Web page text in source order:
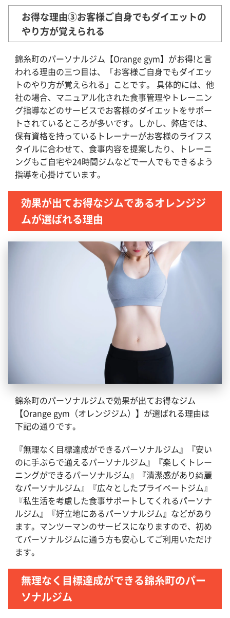
お得な理由③お客様ご自身でもダイエットの
やり方が覚えられる
錦糸町のパーソナルジム【Orange gym】がお得!と言
われる理由の三つ目は、「お客様ご自身でもダイエッ
トのやり方が覚えられる」ことです。 具体的には、他
社の場合、マニュアル化された食事管理やトレーニン
グ指導などのサービスでお客様のダイエットをサポー
トされているところが多いです。しかし、弊店では、
保有資格を持っているトレーナーがお客様のライフス
タイルに合わせて、食事内容を提案したり、トレーニ
ングもご自宅や24時間ジムなどで一人でもできるよう
指導を心掛けています。
効果が出てお得なジムであるオレンジジ
ムが選ばれる理由
錦糸町のパーソナルジムで効果が出てお得なジム
【Orange gym（オレンジジム）】が選ばれる理由は
下記の通りです。
『無理なく目標達成ができるパーソナルジム』『安い
のに手ぶらで通えるパーソナルジム』『楽しくトレー
ニングができるパーソナルジム』『清潔感があり綺麗
なパーソナルジム』『広々としたプライベートジム』
『私生活を考慮した食事サポートしてくれるパーソナ
ルジム』『好立地にあるパーソナルジム』などがあり
ます。マンツーマンのサービスになりますので、初め
てパーソナルジムに通う方も安心してご利用いただけ
ます。
無理なく目標達成ができる錦糸町のパー
ソナルジム